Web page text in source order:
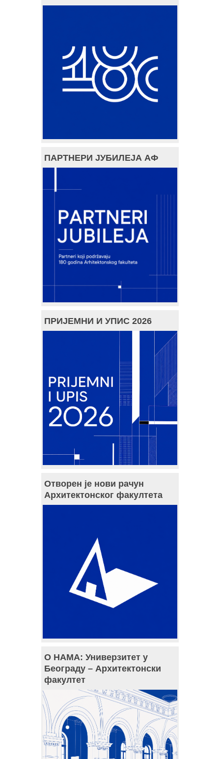
ПАРТНЕРИ ЈУБИЛЕЈА АФ
ПРИЈЕМНИ И УПИС 2026
Отворен је нови рачун
Архитектонског факултета
О НАМА: Универзитет у
Београду – Архитектонски
факултет